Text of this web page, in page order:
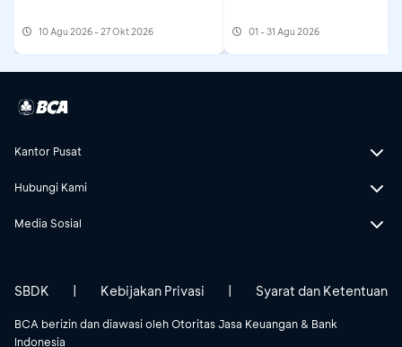
10 Agu 2026 - 27 Okt 2026 01 - 31 Agu 2026
Kantor Pusat
Hubungi Kami
Media Sosial
BCA berizin dan diawasi oleh Otoritas Jasa Keuangan & Bank
Indonesia
SBDK | Kebijakan Privasi | Syarat dan Ketentuan